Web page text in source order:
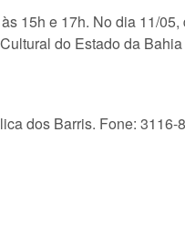
15h e 17h. No dia 11/
do Estado da
dos Barris. Fone: 3116-